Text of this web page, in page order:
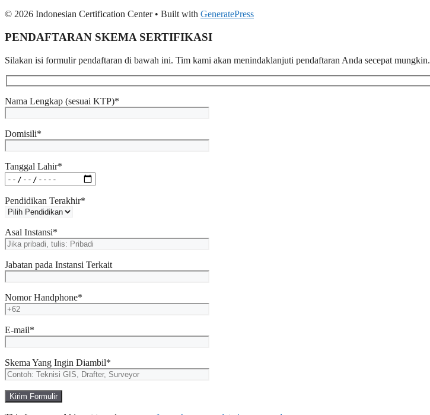
© 2026 Indonesian Certification Center• Built with GeneratePress
PENDAFTARAN SKEMA SERTIFIKASI​
Silakan isi formulir pendaftaran di bawah ini. Tim kami akan menindaklanjuti pendaftaran Anda secepat mungkin.
Nama Lengkap (sesuai KTP)*
Domisili*
Tanggal Lahir*
Pendidikan Terakhir*
Asal Instansi*
Jabatan pada Instansi Terkait
Nomor Handphone*
E-mail*
Skema Yang Ingin Diambil*